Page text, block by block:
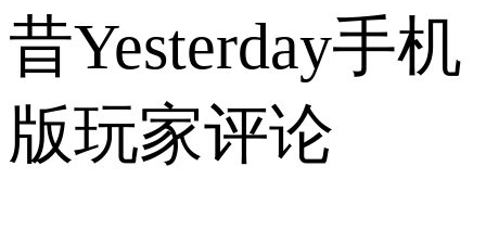
昔Yesterday手机
版玩家评论